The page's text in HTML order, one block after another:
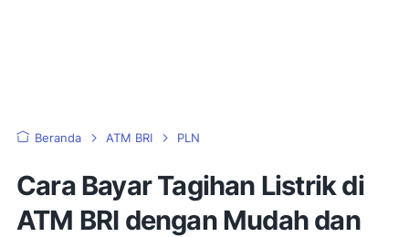
Beranda ATM BRI PLN
Cara Bayar Tagihan Listrik di
ATM BRI dengan Mudah dan